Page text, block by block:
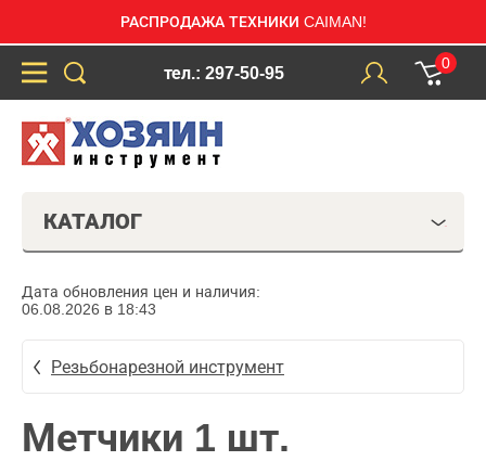
РАСПРОДАЖА ТЕХНИКИ CAIMAN!
тел.: 297-50-95
0
КАТАЛОГ
Дата обновления цен и наличия:
06.08.2026 в 18:43
Резьбонарезной инструмент
Метчики 1 шт.